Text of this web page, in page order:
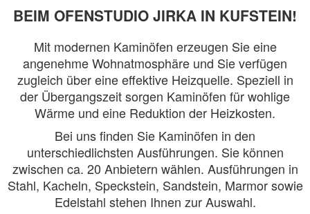
BEIM OFENSTUDIO JIRKA IN KUFSTEIN!
Mit modernen Kaminöfen erzeugen Sie eine
angenehme Wohnatmosphäre und Sie verfügen
zugleich über eine effektive Heizquelle. Speziell in
der Übergangszeit sorgen Kaminöfen für wohlige
Wärme und eine Reduktion der Heizkosten.
Bei uns finden Sie Kaminöfen in den
unterschiedlichsten Ausführungen. Sie können
zwischen ca. 20 Anbietern wählen. Ausführungen in
Stahl, Kacheln, Speckstein, Sandstein, Marmor sowie
Edelstahl stehen Ihnen zur Auswahl.